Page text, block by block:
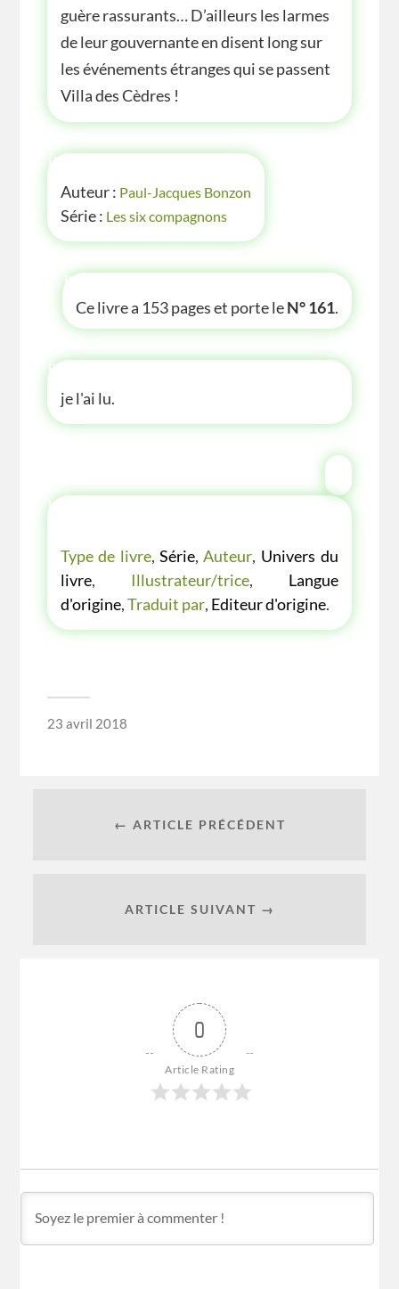
guère rassurants… D’ailleurs les larmes
de leur gouvernante en disent long sur
les événements étranges qui se passent
Villa des Cèdres !
INFOS
Auteur : Paul-Jacques Bonzon
Série : Les six compagnons
P'TITE INFOS
Ce livre a 153 pages et porte leN° 161.
P'TITE ANECDOTE
je l'ai lu.
LES P'TITES LISTES DES BIBLIOTHÈQUE
Type de livre, Série, Auteur, Univers du
livre, Illustrateur/trice, Langue
d'origine,Traduit par, Editeur d'origine.
23 avril 2018
← ARTICLE PRÉCÉDENT
ARTICLE SUIVANT →
0
Article Rating